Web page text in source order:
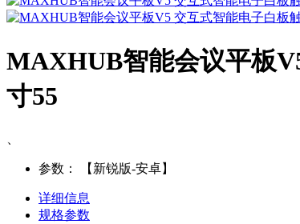
MAXHUB智能会议平板
寸55
参数： 【新锐版-安卓】
详细信息
规格参数